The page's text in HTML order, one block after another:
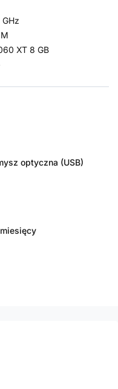
XT 8 GB
optyczna (USB)